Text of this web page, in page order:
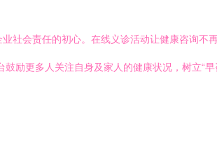
社会责任的初心。在线义诊活动让健康咨询不
励更多人关注自身及家人的健康状况，树立“